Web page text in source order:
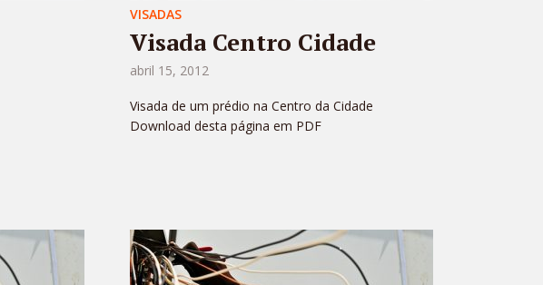
VISADAS
Visada Centro Cidade
abril 15, 2012
Visada de um prédio na Centro da Cidade
Download desta página em PDF